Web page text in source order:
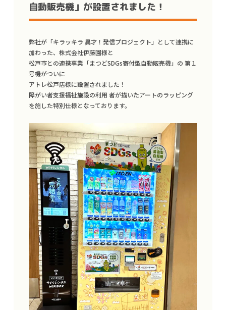
自動販売機」が設置されました！
弊社が「キラッキラ 異才！発信プロジェクト」として連携に
加わった、株式会社伊藤園様と
松戸市との連携事業「まつどSDGs寄付型自動販売機」の 第１
号機がついに
アトレ松戸店様に設置されました！
障がい者支援福祉施設の利用 者が描いたアートのラッピング
を施した特別仕様となっております。